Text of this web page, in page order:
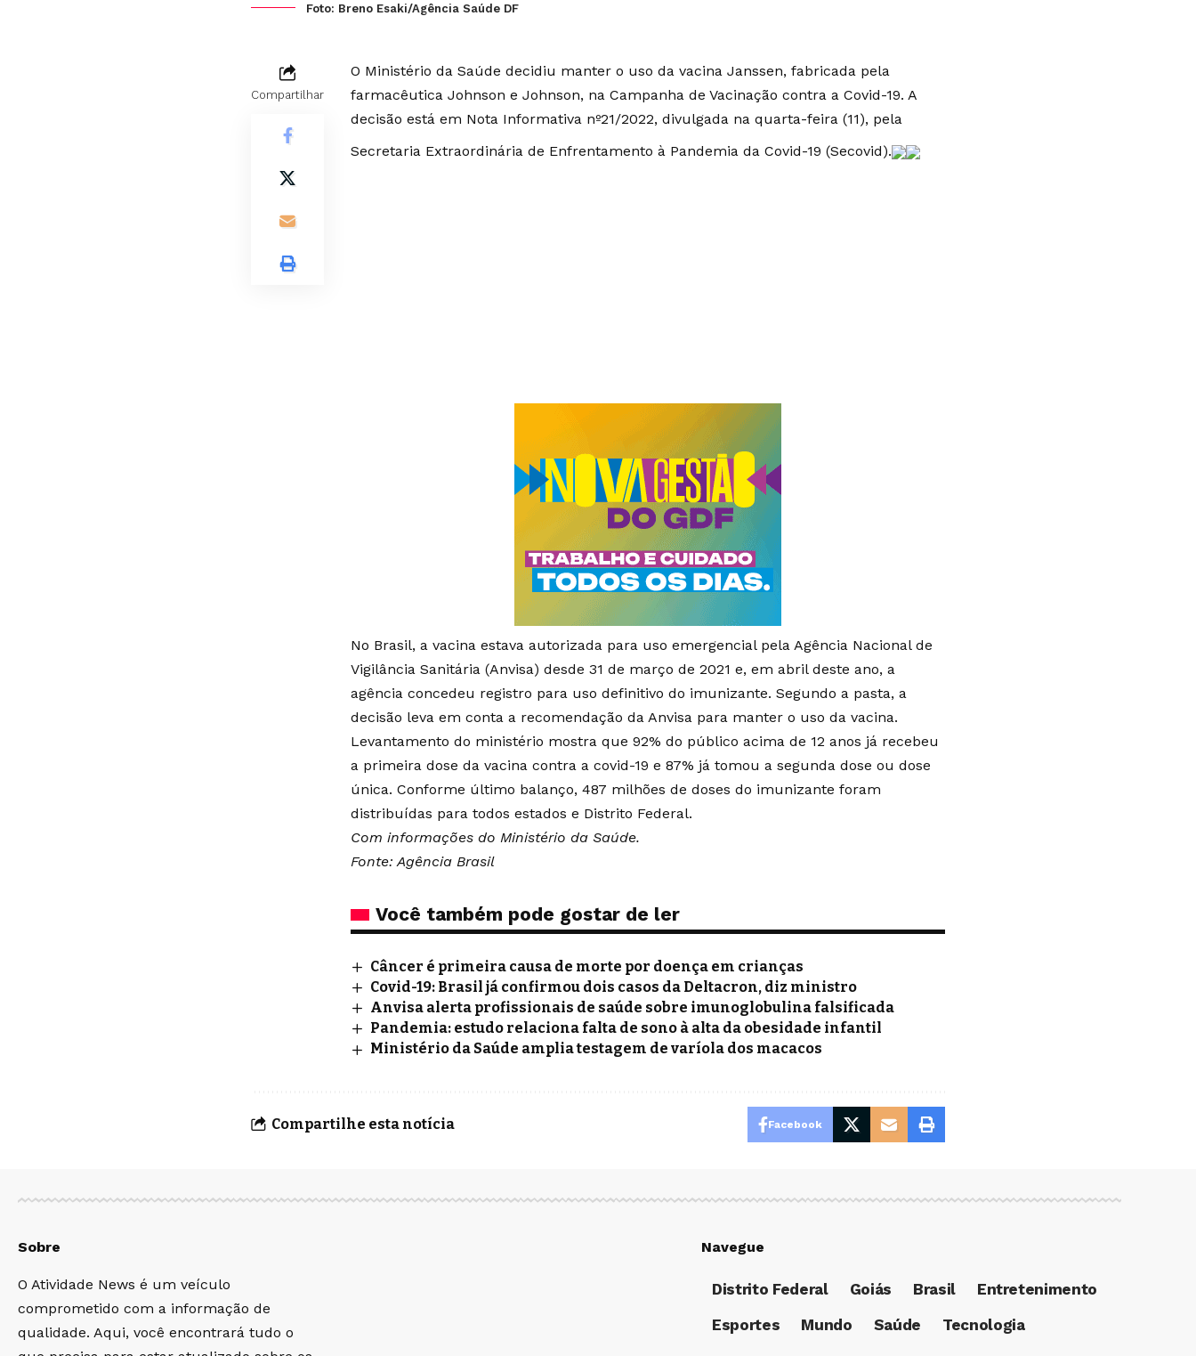
Foto: Breno Esaki/Agência Saúde DF
Compartilhar
O Ministério da Saúde decidiu manter o uso da vacina Janssen, fabricada pela
farmacêutica Johnson e Johnson, na Campanha de Vacinação contra a Covid-19. A
decisão está em Nota Informativa nº21/2022, divulgada na quarta-feira (11), pela
Secretaria Extraordinária de Enfrentamento à Pandemia da Covid-19 (Secovid).
No Brasil, a vacina estava autorizada para uso emergencial pela Agência Nacional de
Vigilância Sanitária (Anvisa) desde 31 de março de 2021 e, em abril deste ano, a
agência concedeu registro para uso definitivo do imunizante. Segundo a pasta, a
decisão leva em conta a recomendação da Anvisa para manter o uso da vacina.
Levantamento do ministério mostra que 92% do público acima de 12 anos já recebeu
a primeira dose da vacina contra a covid-19 e 87% já tomou a segunda dose ou dose
única. Conforme último balanço, 487 milhões de doses do imunizante foram
distribuídas para todos estados e Distrito Federal.
Com informações do Ministério da Saúde.
Fonte: Agência Brasil
Você também pode gostar de ler
Câncer é primeira causa de morte por doença em crianças
Covid-19: Brasil já confirmou dois casos da Deltacron, diz ministro
Anvisa alerta profissionais de saúde sobre imunoglobulina falsificada
Pandemia: estudo relaciona falta de sono à alta da obesidade infantil
Ministério da Saúde amplia testagem de varíola dos macacos
Compartilhe esta notícia Facebook
Sobre
O Atividade News é um veículo
comprometido com a informação de
qualidade. Aqui, você encontrará tudo o
Navegue
Distrito Federal Goiás Brasil
Entretenimento
Esportes
Mundo Saúde Tecnologia